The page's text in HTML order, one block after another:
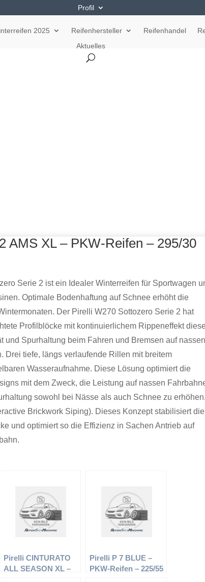
Profil
2025 Reifenhersteller Reifenhandel
Aktuelles
AMS XL – PKW-Reifen – 295/30
Serie 2 ist ein Idealer Winterreifen für Sportwagen
Optimale Bodenhaftung auf Schnee erhöht die
Der Pirelli W270 Sottozero Serie 2 hat
Profilblöcke mit kontinuierlichem Rippeneffekt
und Spurhaltung beim Fahren und Bremsen auf nassen
Drei tiefe, längs verlaufende Rillen mit breitem
Wasseraufnahme. Diese Lösung optimiert die
mit dem Zweck, die Leistung auf nassen
sowohl bei Nässe als auch Schnee zu erhöhen.
Brickwork Siping). Dieses Konzept stabilisiert die
und optimiert so die Effizienz in Sachen Antrieb auf
Pirelli CINTURATO
ALL SEASON XL –
Pirelli P 7 BLUE –
PKW-Reifen – 225/55